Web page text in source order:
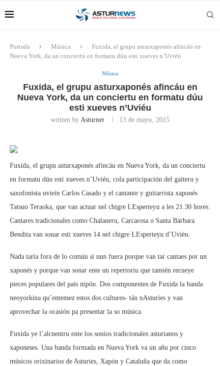
Portada Música
Fuxida, el grupu asturxaponés afincáu en
Nueva York, da un conciertu en formatu dúu esti xueves n’Uviéu
Música
Fuxida, el grupu asturxaponés afincáu en
Nueva York, da un conciertu en formatu dúu
esti xueves n’Uviéu
written by Asturnet 13 de mayu, 2015
Fuxida, el grupu asturxaponés afincáu en Nueva York, da un conciertu
en formatu dúu esti xueves n’Uviéu, cola participación del gaiteru y
saxofonista uvieín Carlos Casado y el cantante y guitarrista xaponés
Tatsuo Teraoka, que van actuar nel chigre LEsperteyu a les 21.30 hores.
Cantares tradicionales como Chalaneru, Carcarosa o Santa Bárbara
Bendita van sonar esti xueves 14 nel chigre LEsperteyu d’Uviéu.
Nada taría fora de lo común si nun fuera porque van tar cantaes por un
xaponés y porque van sonar ente un repertoriu que tamién recueye
pieces populares del país nipón. Dos componentes de Fuxida la banda
neoyorkina qu’entemez estos dos cultures- tán nAsturies y van
aprovechar la ocasión pa presentar la so música.
Fuxida ye l’alcuentru ente los soníos tradicionales asturianos y
xaponeses. Una banda formada en Nueva York va un añu por cinco
músicos orixinarios de Asturies, Xapón y Cataluña que da como